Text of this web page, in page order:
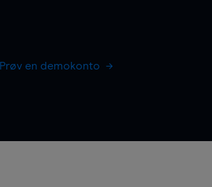
Prøv en demokonto